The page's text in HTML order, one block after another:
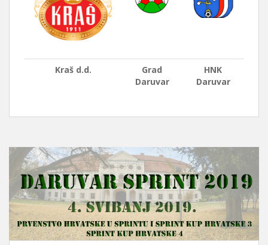
Kraš d.d.
Grad
Daruvar
HNK
Daruvar